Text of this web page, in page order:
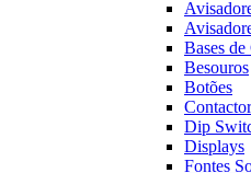
Bases
Besouros
Botões
Contactor
Dip
Displays
Fontes